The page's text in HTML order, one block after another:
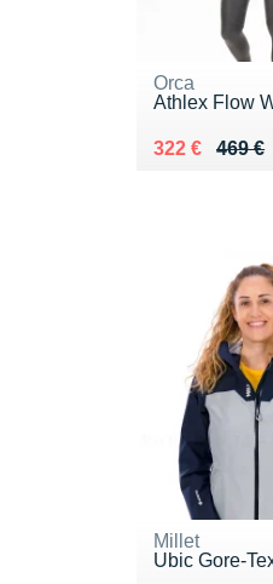
Orca
Athlex Flow
469 €
Au lieu de
322 €
Vendu 322 €
Millet
Ubic Gore-